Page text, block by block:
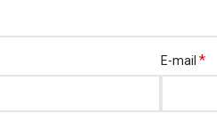
E-mail*